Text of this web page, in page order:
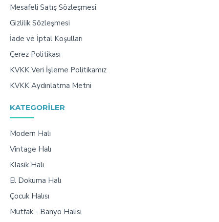
Mesafeli Satış Sözleşmesi
Gizlilik Sözleşmesi
İade ve İptal Koşulları
Çerez Politikası
KVKK Veri İşleme Politikamız
KVKK Aydınlatma Metni
KATEGORILER
Modern Halı
Vintage Halı
Klasik Halı
El Dokuma Halı
Çocuk Halısı
Mutfak - Banyo Halısı